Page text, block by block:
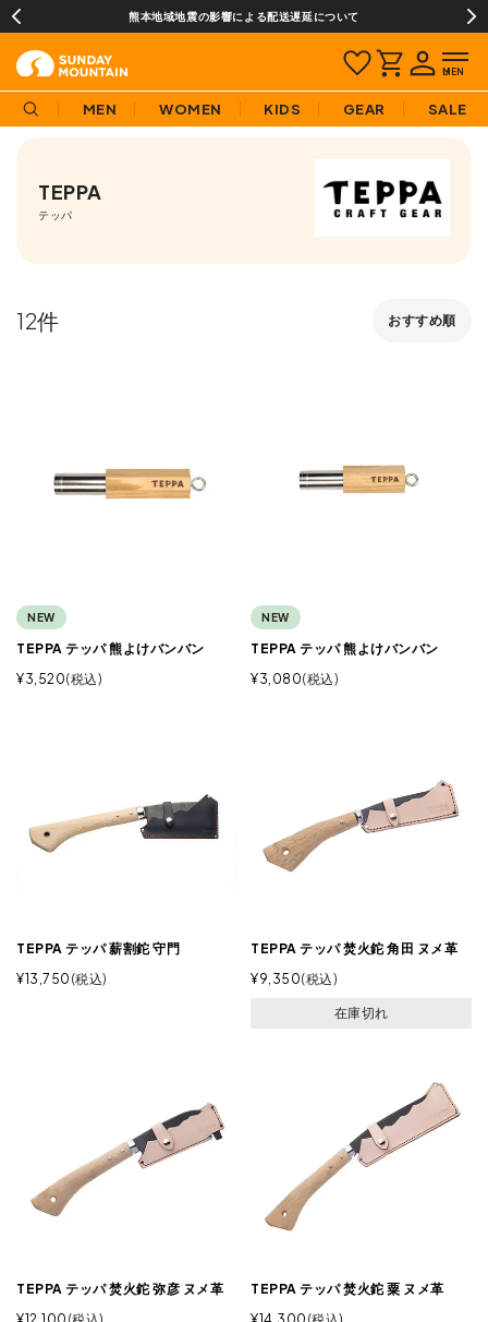
熊本地域地震の影響による配送遅延について
MEN WOMEN KIDS GEAR SALE
TEPPA
テッパ
おすすめ順
12
NEW
TEPPA テッパ 熊よけバンバン
¥3,520 税込
NEW
TEPPA テッパ 熊よけバンバン
¥3,080 税込
TEPPA テッパ 薪割鉈 守門
¥13,750 税込
TEPPA テッパ 焚火鉈 角田 ヌメ革
¥9,350 税込
在庫切れ
TEPPA テッパ 焚火鉈 弥彦 ヌメ革
TEPPA テッパ 焚火鉈 粟 ヌメ革